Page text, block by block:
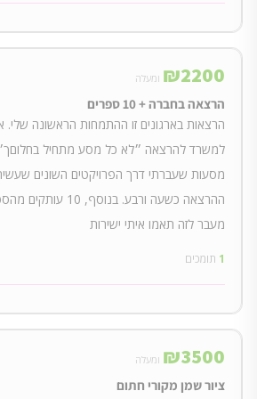
₪2200 ומעלה
הרצאה בחברה + 10 ספרים
הרצאות בארגונים זו ההתמחות הראשונה
למשרד להרצאה ״לא כל מסע מתחיל
מסעות שעברתי דרך הפרויקטים השונים
ההרצאה כשעה ורבע.
מעבר לזה תאמו איתי ישירות
1 תומכים
₪3500 ומעלה
ציור שמן מקורי חתום